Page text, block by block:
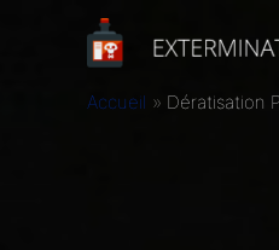
Accueil Dératisation